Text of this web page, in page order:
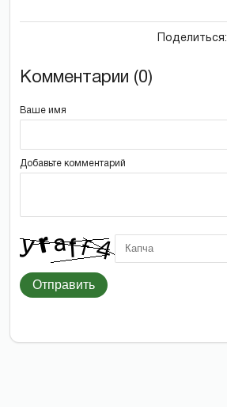
Поделиться:
Комментарии (0)
Ваше имя
Добавьте комментарий
Отправить